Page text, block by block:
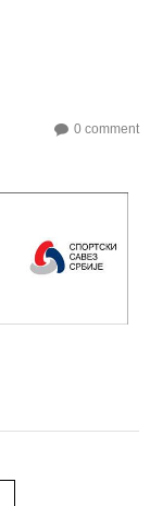
0 comment